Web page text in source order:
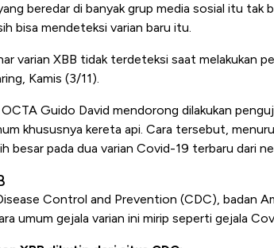
beredar di banyak grup media sosial itu tak
bisa mendeteksi varian baru itu.
varian XBB tidak terdeteksi saat melakukan
Kamis (3/11).
Guido David mendorong dilakukan
khususnya kereta api. Cara tersebut,
besar pada dua varian Covid-19 terbaru dari
Control and Prevention (CDC), badan
umum gejala varian ini mirip seperti gejala
Ekspor, Harga
ke Zona Berbahaya
Adu Panas